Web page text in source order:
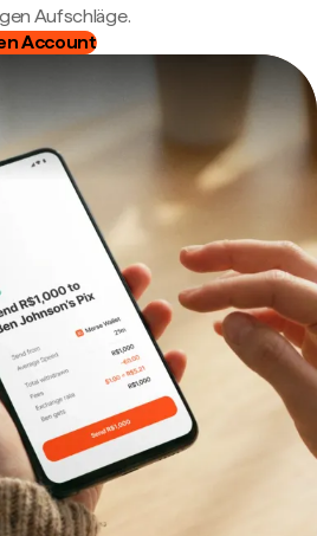
Aufschläge.
Account